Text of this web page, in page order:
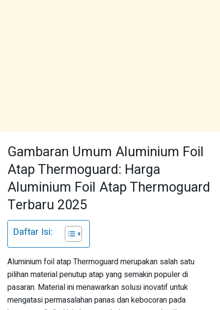
Gambaran Umum Aluminium Foil
Atap Thermoguard: Harga
Aluminium Foil Atap Thermoguard
Terbaru 2025
Daftar Isi:
Aluminium foil atap Thermoguard merupakan salah satu
pilihan material penutup atap yang semakin populer di
pasaran. Material ini menawarkan solusi inovatif untuk
mengatasi permasalahan panas dan kebocoran pada